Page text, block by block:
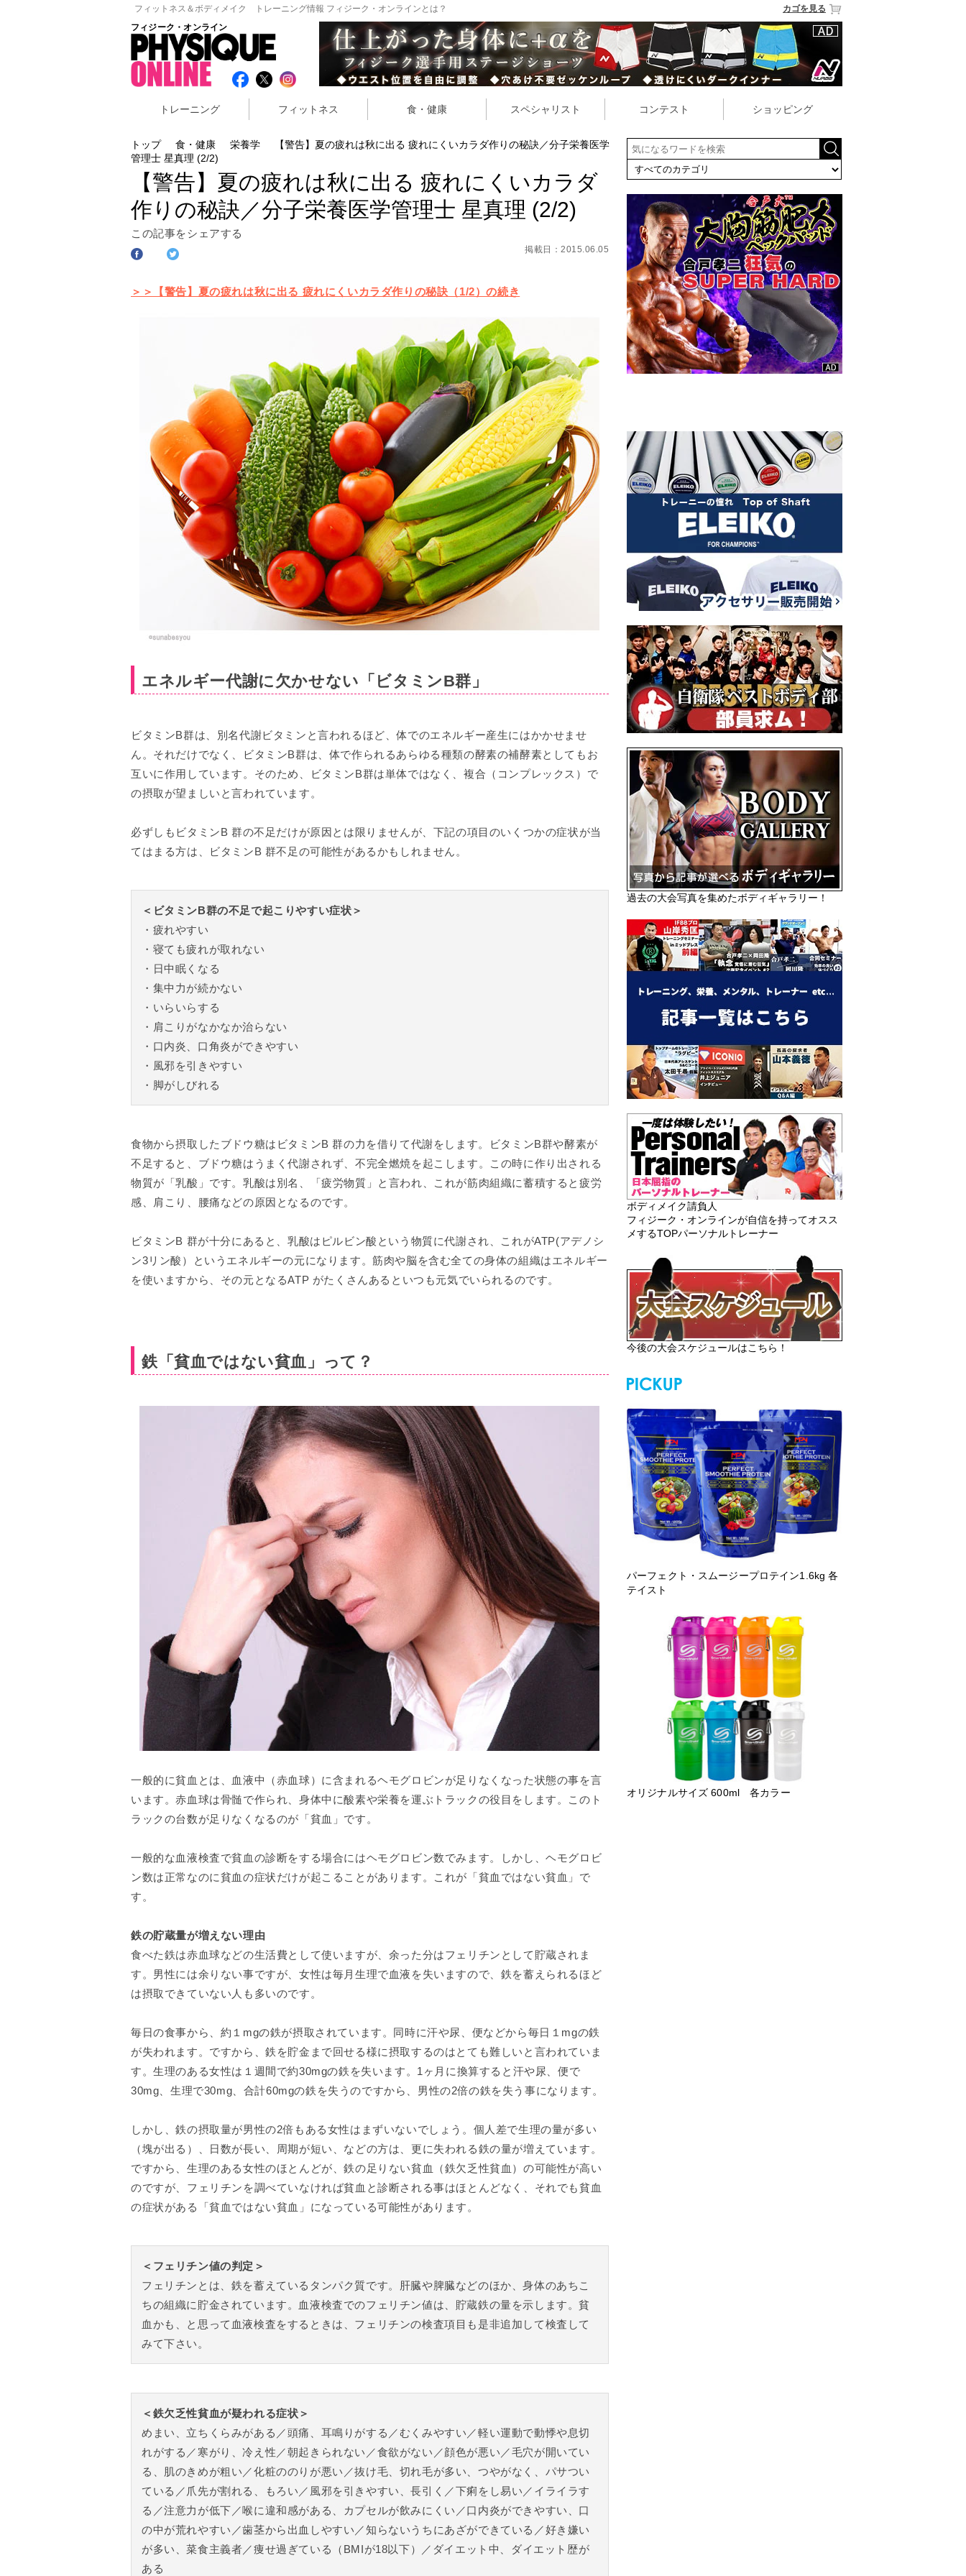
フィットネス＆ボディメイク トレーニング情報 フィジーク・オンラインとは？
カゴを見る
フィジーク・オンライン
トレーニング フィットネス 食・健康 スペシャリスト コンテスト ショッピング
過去の大会写真を集めたボディギャラリー！
ボディメイク請負人
フィジーク・オンラインが自信を持ってオスス
メするTOPパーソナルトレーナー
今後の大会スケジュールはこちら！
パーフェクト・スムージープロテイン1.6kg 各
テイスト
オリジナルサイズ 600ml 各カラー
トップ 食・健康 栄養学
【警告】夏の疲れは秋に出る 疲れにくいカラダ作りの秘訣／分子栄養医学
管理士 星真理 (2/2)
【警告】夏の疲れは秋に出る 疲れにくいカラダ
作りの秘訣／分子栄養医学管理士 星真理 (2/2)
この記事をシェアする
掲載日：2015.06.05
＞＞【警告】夏の疲れは秋に出る 疲れにくいカラダ作りの秘訣（1/2）の続き
エネルギー代謝に欠かせない「ビタミンB群」
ビタミンB群は、別名代謝ビタミンと言われるほど、体でのエネルギー産生にはかかせませ
ん。それだけでなく、ビタミンB群は、体で作られるあらゆる種類の酵素の補酵素としてもお
互いに作用しています。そのため、ビタミンB群は単体ではなく、複合（コンプレックス）で
の摂取が望ましいと言われています。
必ずしもビタミンB 群の不足だけが原因とは限りませんが、下記の項目のいくつかの症状が当
てはまる方は、ビタミンB 群不足の可能性があるかもしれません。
＜ビタミンB群の不足で起こりやすい症状＞
・疲れやすい
・寝ても疲れが取れない
・日中眠くなる
・集中力が続かない
・いらいらする
・肩こりがなかなか治らない
・口内炎、口角炎ができやすい
・風邪を引きやすい
・脚がしびれる
食物から摂取したブドウ糖はビタミンB 群の力を借りて代謝をします。ビタミンB群や酵素が
不足すると、ブドウ糖はうまく代謝されず、不完全燃焼を起こします。この時に作り出される
物質が「乳酸」です。乳酸は別名、「疲労物質」と言われ、これが筋肉組織に蓄積すると疲労
感、肩こり、腰痛などの原因となるのです。
ビタミンB 群が十分にあると、乳酸はピルビン酸という物質に代謝され、これがATP(アデノシ
ン3リン酸）というエネルギーの元になります。筋肉や脳を含む全ての身体の組織はエネルギー
を使いますから、その元となるATP がたくさんあるといつも元気でいられるのです。
鉄「貧血ではない貧血」って？
一般的に貧血とは、血液中（赤血球）に含まれるヘモグロビンが足りなくなった状態の事を言
います。赤血球は骨髄で作られ、身体中に酸素や栄養を運ぶトラックの役目をします。このト
ラックの台数が足りなくなるのが「貧血」です。
一般的な血液検査で貧血の診断をする場合にはヘモグロビン数でみます。しかし、ヘモグロビ
ン数は正常なのに貧血の症状だけが起こることがあります。これが「貧血ではない貧血」で
す。
鉄の貯蔵量が増えない理由
食べた鉄は赤血球などの生活費として使いますが、余った分はフェリチンとして貯蔵されま
す。男性には余りない事ですが、女性は毎月生理で血液を失いますので、鉄を蓄えられるほど
は摂取できていない人も多いのです。
毎日の食事から、約１mgの鉄が摂取されています。同時に汗や尿、便などから毎日１mgの鉄
が失われます。ですから、鉄を貯金まで回せる様に摂取するのはとても難しいと言われていま
す。生理のある女性は１週間で約30mgの鉄を失います。1ヶ月に換算すると汗や尿、便で
30mg、生理で30mg、合計60mgの鉄を失うのですから、男性の2倍の鉄を失う事になります。
しかし、鉄の摂取量が男性の2倍もある女性はまずいないでしょう。個人差で生理の量が多い
（塊が出る）、日数が長い、周期が短い、などの方は、更に失われる鉄の量が増えています。
ですから、生理のある女性のほとんどが、鉄の足りない貧血（鉄欠乏性貧血）の可能性が高い
のですが、フェリチンを調べていなければ貧血と診断される事はほとんどなく、それでも貧血
の症状がある「貧血ではない貧血」になっている可能性があります。
＜フェリチン値の判定＞
フェリチンとは、鉄を蓄えているタンパク質です。肝臓や脾臓などのほか、身体のあちこ
ちの組織に貯金されています。血液検査でのフェリチン値は、貯蔵鉄の量を示します。貧
血かも、と思って血液検査をするときは、フェリチンの検査項目も是非追加して検査して
みて下さい。
＜鉄欠乏性貧血が疑われる症状＞
めまい、立ちくらみがある／頭痛、耳鳴りがする／むくみやすい／軽い運動で動悸や息切
れがする／寒がり、冷え性／朝起きられない／食欲がない／顔色が悪い／毛穴が開いてい
る、肌のきめが粗い／化粧ののりが悪い／抜け毛、切れ毛が多い、つやがなく、パサつい
ている／爪先が割れる、もろい／風邪を引きやすい、長引く／下痢をし易い／イライラす
る／注意力が低下／喉に違和感がある、カプセルが飲みにくい／口内炎ができやすい、口
の中が荒れやすい／歯茎から出血しやすい／知らないうちにあざができている／好き嫌い
が多い、菜食主義者／痩せ過ぎている（BMIが18以下）／ダイエット中、ダイエット歴が
ある